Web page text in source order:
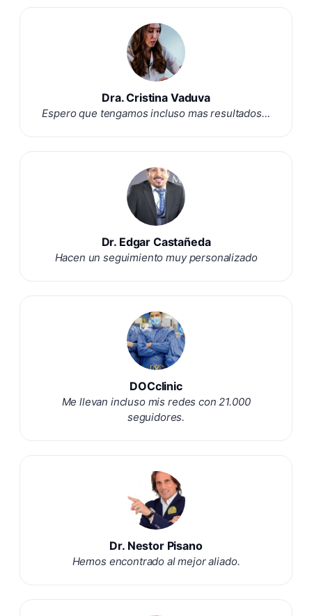
Dra. Cristina Vaduva
Espero que tengamos incluso mas resultados…
Dr. Edgar Castañeda
Hacen un seguimiento muy personalizado
DOCclinic
Me llevan incluso mis redes con 21.000
seguidores.
Dr. Nestor Pisano
Hemos encontrado al mejor aliado.